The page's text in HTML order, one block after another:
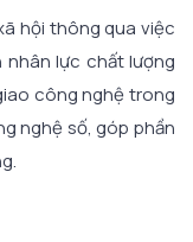
hội thông qua việc
lực chất lượng
công nghệ trong
nghệ số, góp phần